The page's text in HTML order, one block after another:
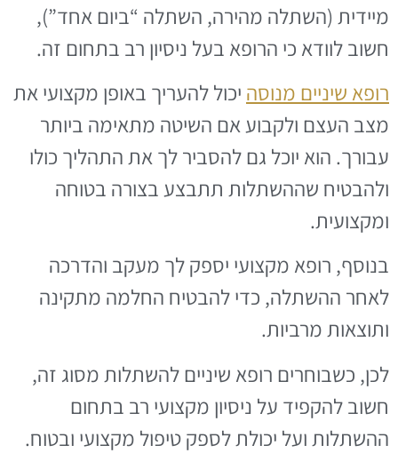
מיידית (השתלה מהירה, השתלה “ביום אחד”),
חשוב לוודא כי הרופא בעל ניסיון רב בתחום זה.
רופא שיניים מנוסה יכול להעריך באופן מקצועי את
מצב העצם ולקבוע אם השיטה מתאימה ביותר
עבורך. הוא יוכל גם להסביר לך את התהליך כולו
ולהבטיח שההשתלות תתבצע בצורה בטוחה
ומקצועית.
בנוסף, רופא מקצועי יספק לך מעקב והדרכה
לאחר ההשתלה, כדי להבטיח החלמה מתקינה
ותוצאות מרביות.
לכן, כשבוחרים רופא שיניים להשתלות מסוג זה,
חשוב להקפיד על ניסיון מקצועי רב בתחום
ההשתלות ועל יכולת לספק טיפול מקצועי ובטוח.